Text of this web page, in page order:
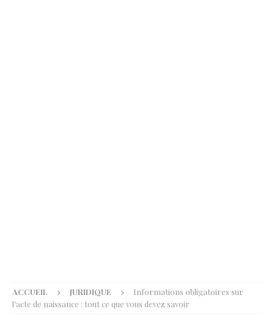
ACCUEIL JURIDIQUE
Informations obligatoires sur
l’acte de naissance : tout ce que vous devez savoir